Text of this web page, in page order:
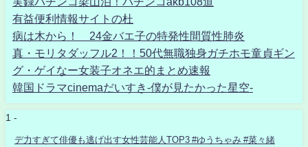
有益便利情報サイトの杜
病は木から！ 24金バエ子の特発性間質性肺炎
真・モリタダッフル2！！50代無職独身ガチホモ童貞ギン
グ・ゲイなー女装子オネエ的まとめ速報
韓国ドラマcinemaだいすき-僕が見たかった星空-
1 -
デ力すぎて俳優も逃げ出す女性芸能人TOP3 #ゆうちゃみ #菜々緒